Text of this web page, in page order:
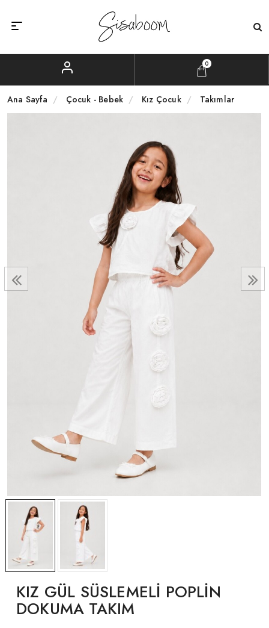
0
Ana Sayfa Çocuk - Bebek Kız Çocuk Takımlar
KIZ GÜL SÜSLEMELİ POPLİN
DOKUMA TAKIM